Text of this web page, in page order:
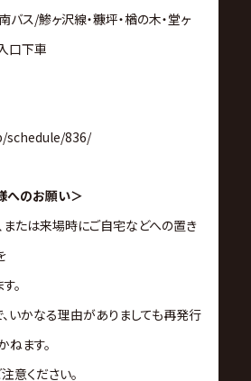
ス/鯵ヶ沢線・糠坪・楢の木・堂ヶ
口下車
schedule/836/
へのお願い＞
または来場時にご自宅などへの置き
。
いかなる理由がありましても再発行
ます。
意ください。